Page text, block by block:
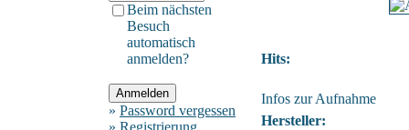
Beim nächsten
Besuch
automatisch
anmelden?
» Password vergessen
» Registrierung
Hits:
Infos zur Aufnahme
Hersteller: